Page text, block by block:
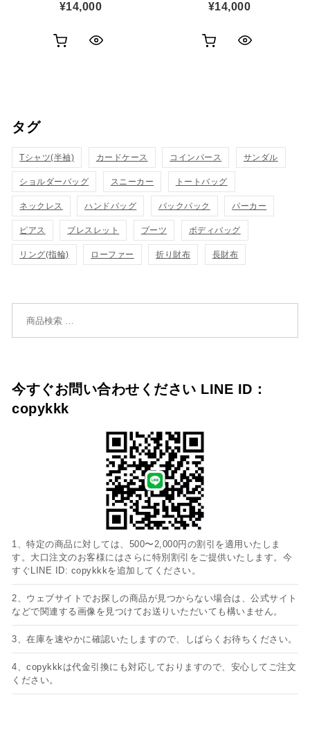
¥14,000 ¥14,000
タグ
Tシャツ(半袖) カードケース コインパース サンダル
ショルダーバッグ スニーカー トートバッグ
ネックレス ハンドバッグ バックパック パーカー
ピアス ブレスレット ブーツ ボディバッグ
リング(指輪) ローファー 折り財布 長財布
今すぐお問い合わせください LINE ID：
copykkk
1、特定の商品に対しては、500〜2,000円の割引を適用いたしま
す。大口注文のお客様にはさらに特別割引をご提供いたします。今
すぐLINE ID: copykkkを追加してください。
2、ウェブサイトでお探しの商品が見つからない場合は、公式サイト
などで関連する画像を見つけてお送りいただいても構いません。
3、在庫を速やかに確認いたしますので、しばらくお待ちください。
4、copykkkは代金引換にも対応しておりますので、安心してご注文
ください。